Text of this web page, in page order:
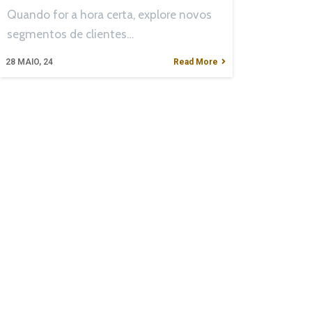
28 MAIO, 24
Quando for a hora certa, explore novos
segmentos de clientes…
Read More